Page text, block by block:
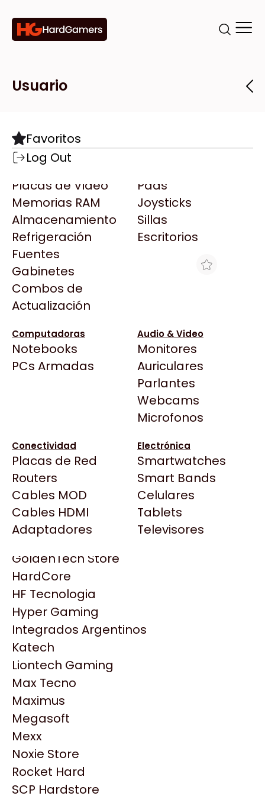
Categorías
Componentes
Motherboards
Microprocesadores
Placas de Video
Memorias RAM
Almacenamiento
Refrigeración
Fuentes
Gabinetes
Combos de
Actualización
Pads
Joysticks
Sillas
Escritorios
Computadoras
Notebooks
PCs Armadas
Audio & Video
Monitores
Auriculares
Parlantes
Webcams
Microfonos
Conectividad
Placas de Red
Routers
Cables MOD
Cables HDMI
Adaptadores
Electrónica
Smartwatches
Smart Bands
Celulares
Tablets
Televisores
Marcas
Todas las Marcas
AMD
AULA
Acer
Adata
AeroCool
Antec
Arkham
Asrock
BenQ
CX
Cooler Master
Deepcool
Dell
EVGA
Gamemax
Genesis
Genius
HP
HyperX
INNO3D
Intel
Kingston
Lenovo
Logitech
MSI
NVIDIA GeForce
NZXT
PNY
Palit
Philips
Tiendas
Destacadas
Todas las Tiendas
Click Gaming
Compufan Store
Dinobyte
Full H4rd
Gaming City
Gezatek
GoldenTech Store
HardCore
HF Tecnologia
Hyper Gaming
Integrados Argentinos
Katech
Liontech Gaming
Max Tecno
Maximus
Megasoft
Mexx
Noxie Store
Rocket Hard
SCP Hardstore
Usuario
Favoritos
Log Out
KIOSKO INTERACTIVO SERIE ATRIA
Ver producto en la página de Max Tecno
Productos
Similares
Explorá más productos similares